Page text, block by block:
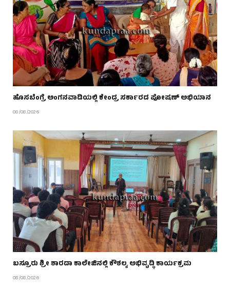
ಹೊಸಬೆಂಗ್ರೆ ಅಂಗನವಾಡಿಯಲ್ಲಿ ಕೇಂದ್ರ ಸರ್ಕಾರದ ಪೋಷಣ್ ಅಭಿಯಾನ
08/08/2026
ಬಸ್ರೂರು ಶ್ರೀ ಶಾರದಾ ಕಾಲೇಜಿನಲ್ಲಿ ಕೌಶಲ್ಯ ಅಭಿವೃದ್ಧಿ ಕಾರ್ಯಕ್ರಮ
08/08/2026